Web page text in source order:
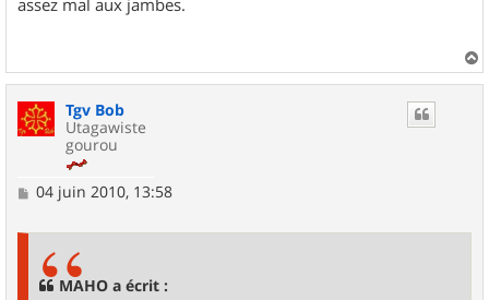
a
Tgv Bob
Utagawiste
gourou
M
04 juin 2010, 13:58
MAHO a écrit :